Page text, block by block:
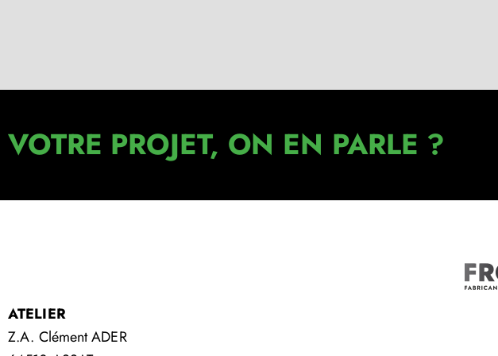
VOTRE PROJET, ON EN PARLE ?
ATELIER
Z.A. Clément ADER